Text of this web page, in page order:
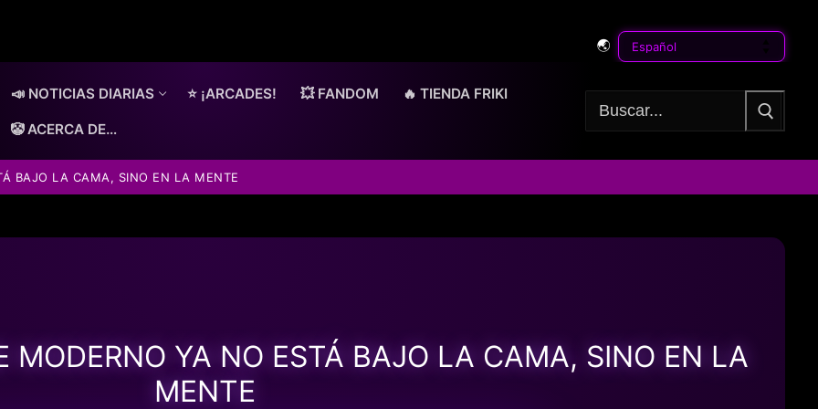
🌏
📣 NOTICIAS DIARIAS ⭐ ¡ARCADES! 💥 FANDOM 🔥 TIENDA FRIKI
🤡 ACERCA DE…
Buscar:
BAJO LA CAMA, SINO EN LA MENTE
MODERNO YA NO ESTÁ BAJO LA CAMA, SINO EN LA
MENTE